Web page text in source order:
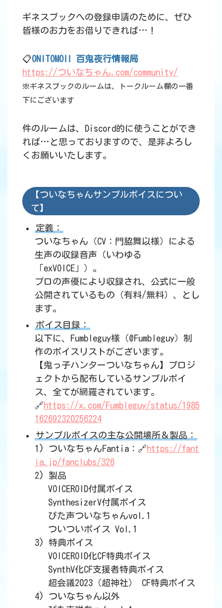
ギネスブックへの登録申請のために、ぜひ
皆様のお力をお借りできれば…！
📋ONITOMO!! 百鬼夜行情報局
https://ついなちゃん.com/community/
※ギネスブックのルームは、トークルーム欄の一番
下にございます
件のルームは、Discord的に使うことができ
れば…と思っておりますので、是非よろし
くお願いいたします。
【ついなちゃんサンプルボイスについ
て】
定義：
ついなちゃん（CV：門脇舞以様）による
生声の収録音声（いわゆる
「exVOICE」）。
プロの声優により収録され、公式に一般
公開されているもの（有料/無料）、とし
ます。
ボイス目録：
以下に、Fumbleguy様（@Fumbleguy）制
作のボイスリストがございます。
【鬼っ子ハンターついなちゃん】プロジ
ェクトから配布しているサンプルボイ
ス、全てが網羅されています。
🔗https://x.com/Fumbleguy/status/1985
162692320256224
サンプルボイスの主な公開場所＆製品：
1) ついなちゃんFantia：🔗https://fant
ia.jp/fanclubs/326
2) 製品
VOICEROID付属ボイス
SynthesizerV付属ボイス
ぴた声ついなちゃんvol.1
ついついボイス Vol.1
3) 特典ボイス
VOICEROID化CF特典ボイス
SynthV化CF支援者特典ボイス
超会議2023（超神社） CF特典ボイス
4) ついなちゃん以外